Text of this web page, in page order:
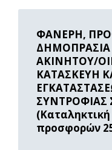
ΦΑΝΕΡΗ,
ΔΗΜΟΠΡΑΣΙΑ
ΑΚΙΝΗΤΟΥ/
ΚΑΤΑΣΚΕΥΗ
προσφορών
Read